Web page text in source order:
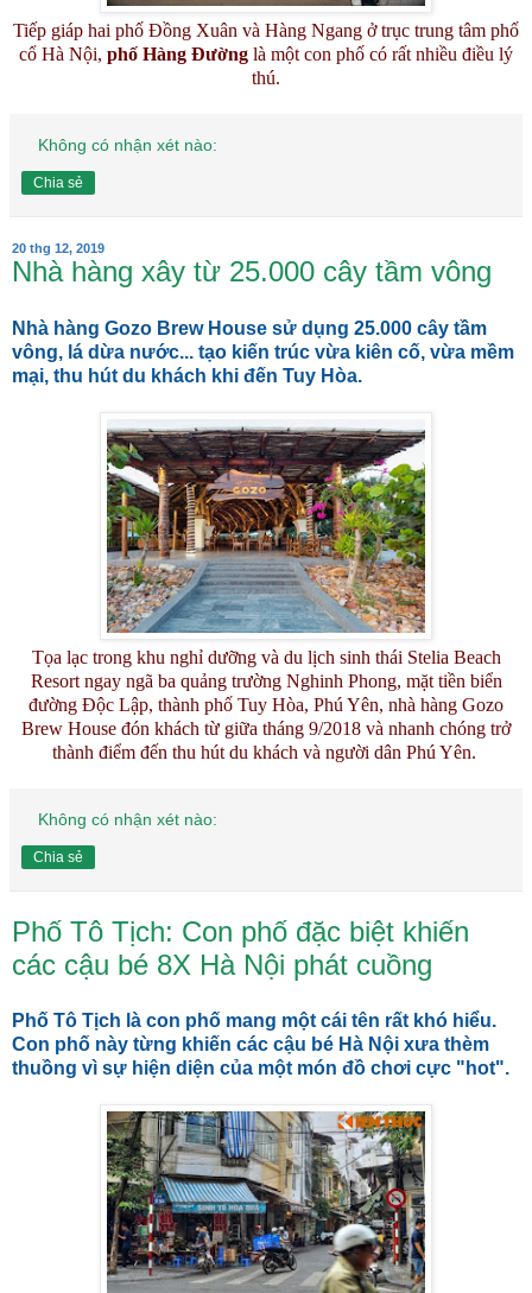
Tiếp giáp hai phố Đồng Xuân và Hàng Ngang ở trục trung tâm phố
cổ Hà Nội, phố Hàng Đường là một con phố có rất nhiều điều lý
thú.
Không có nhận xét nào:
Chia sẻ
20 thg 12, 2019
Nhà hàng xây từ 25.000 cây tầm vông
Nhà hàng Gozo Brew House sử dụng 25.000 cây tầm
vông, lá dừa nước... tạo kiến trúc vừa kiên cố, vừa mềm
mại, thu hút du khách khi đến Tuy Hòa.
Tọa lạc trong khu nghỉ dưỡng và du lịch sinh thái Stelia Beach
Resort ngay ngã ba quảng trường Nghinh Phong, mặt tiền biển
đường Độc Lập, thành phố Tuy Hòa, Phú Yên, nhà hàng Gozo
Brew House đón khách từ giữa tháng 9/2018 và nhanh chóng trở
thành điểm đến thu hút du khách và người dân Phú Yên.
Không có nhận xét nào:
Chia sẻ
Phố Tô Tịch: Con phố đặc biệt khiến
các cậu bé 8X Hà Nội phát cuồng
Phố Tô Tịch là con phố mang một cái tên rất khó hiểu.
Con phố này từng khiến các cậu bé Hà Nội xưa thèm
thuồng vì sự hiện diện của một món đồ chơi cực "hot".